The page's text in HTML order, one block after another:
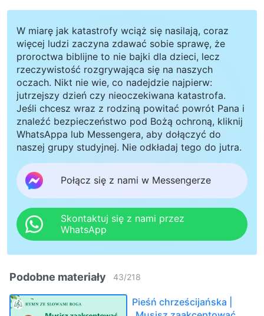
W miarę jak katastrofy wciąż się nasilają, coraz
więcej ludzi zaczyna zdawać sobie sprawę, że
proroctwa biblijne to nie bajki dla dzieci, lecz
rzeczywistość rozgrywająca się na naszych
oczach. Nikt nie wie, co nadejdzie najpierw:
jutrzejszy dzień czy nieoczekiwana katastrofa.
Jeśli chcesz wraz z rodziną powitać powrót Pana i
znaleźć bezpieczeństwo pod Bożą ochroną, kliknij
WhatsAppa lub Messengera, aby dołączyć do
naszej grupy studyjnej. Nie odkładaj tego do jutra.
Połącz się z nami w Messengerze
Skontaktuj się z nami przez
WhatsApp
Podobne materiały 43/218
Pieśń chrześcijańska |